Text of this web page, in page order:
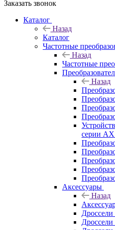
Заказать звонок
Каталог
Назад
Каталог
Частотные
Назад
Частотные
Назад
серии
Аксессуары
Назад
Дроссели